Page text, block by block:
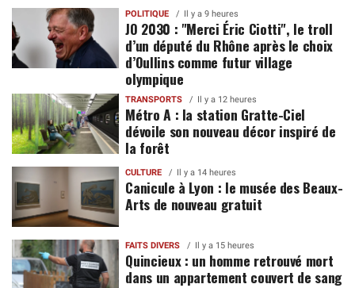
POLITIQUE Il y a 9 heures
JO 2030 : "Merci Éric Ciotti", le troll
d’un député du Rhône après le choix
d’Oullins comme futur village
olympique
TRANSPORTS Il y a 12 heures
Métro A : la station Gratte-Ciel
dévoile son nouveau décor inspiré de
la forêt
CULTURE Il y a 14 heures
Canicule à Lyon : le musée des Beaux-
Arts de nouveau gratuit
FAITS DIVERS Il y a 15 heures
Quincieux : un homme retrouvé mort
dans un appartement couvert de sang